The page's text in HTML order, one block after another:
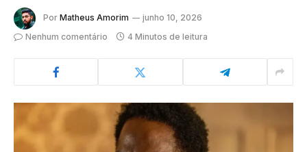
Por Matheus Amorim
junho 10, 2026
Nenhum comentário
4 Minutos de leitura